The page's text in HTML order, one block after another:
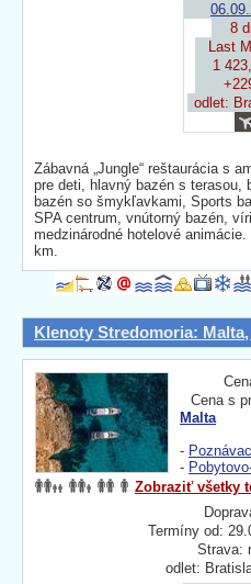
8
Last
1
odlet:
Zábavná „Jungle“ reštaurácia s
pre deti, hlavný bazén s terasou,
bazén so šmykľavkami, Sports
SPA centrum, vnútorný bazén,
medzinárodné hotelové
km.
Klenoty Stredomoria:
Cena s
Malta
-
-
Zobraziť všetky
Termíny od:
Strava:
odlet: